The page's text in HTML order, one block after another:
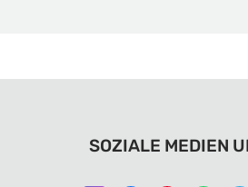
SOZIALE MEDIEN